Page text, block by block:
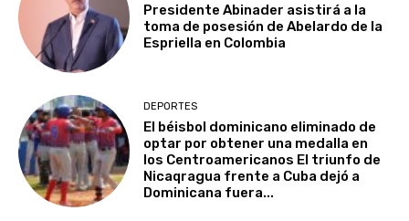
Presidente Abinader asistirá a la
toma de posesión de Abelardo de la
Espriella en Colombia
DEPORTES
El béisbol dominicano eliminado de
optar por obtener una medalla en
los Centroamericanos El triunfo de
Nicaqragua frente a Cuba dejó a
Dominicana fuera...